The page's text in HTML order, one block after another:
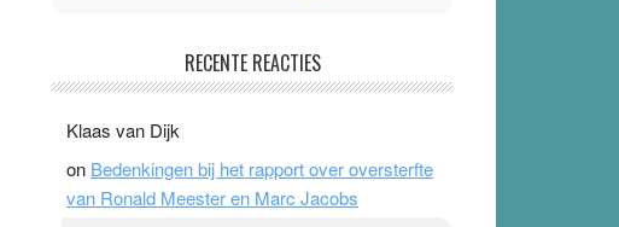
Ward van Beek
topsporters. Ze hopen ermee hun hartslag te
verlagen terwijl ze meer zuurstof opnemen.
Daarop heeft zo’n pleister geen effect. Maar het
RECENTE REACTIES
Klaas van Dijk
on Bedenkingen bij het rapport over oversterfte
van Ronald Meester en Marc Jacobs